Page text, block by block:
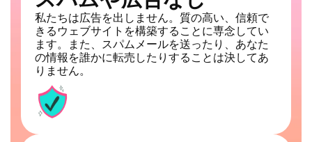
私たちは広告を出しません。質の高い、信頼で
きるウェブサイトを構築することに専念してい
ます。また、スパムメールを送ったり、あなた
の情報を誰かに転売したりすることは決してあ
りません。